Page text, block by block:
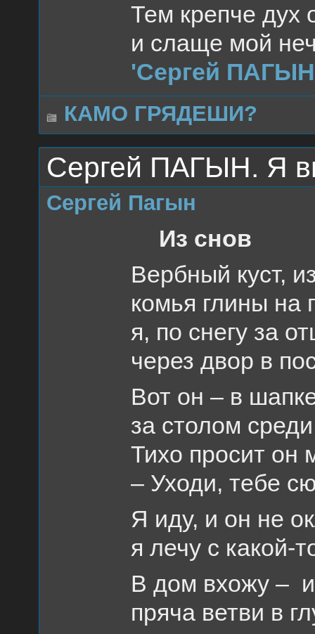
Тем крепче дух
и слаще мой
'Сергей
КАМО ГРЯДЕШИ?
Сергей ПАГЫН. Я
Сергей Пагын
Из снов
Вербный куст,
комья глины на
я, по снегу за
через двор в
Вот он – в
за столом
Тихо просит он
– Уходи, тебе
Я иду, и он не
я лечу с какой-
В дом вхожу – и
пряча ветви в